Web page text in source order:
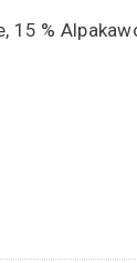
15 %